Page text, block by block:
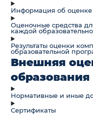
Информация об
Оценочные средства
каждой
Результаты оценки
образовательной
Внешняя
образования
Нормативные и иные
Сертификаты